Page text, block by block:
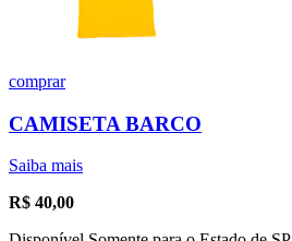
comprar
CAMISETA BARCO
Saiba mais
R$ 40,00